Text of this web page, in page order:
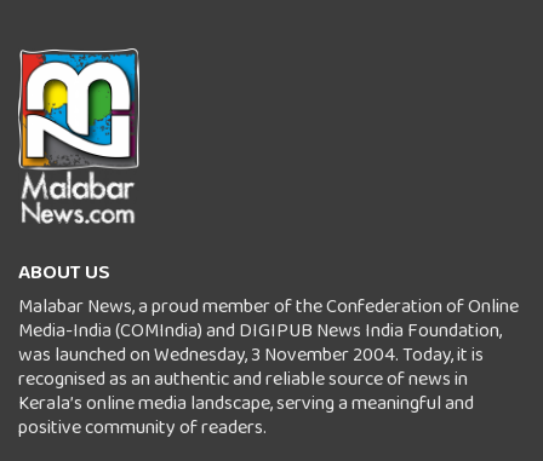
ABOUT US
Malabar News, a proud member of the Confederation of Online
Media-India (COMIndia) and DIGIPUB News India Foundation,
was launched on Wednesday, 3 November 2004. Today, it is
recognised as an authentic and reliable source of news in
Kerala’s online media landscape, serving a meaningful and
positive community of readers.